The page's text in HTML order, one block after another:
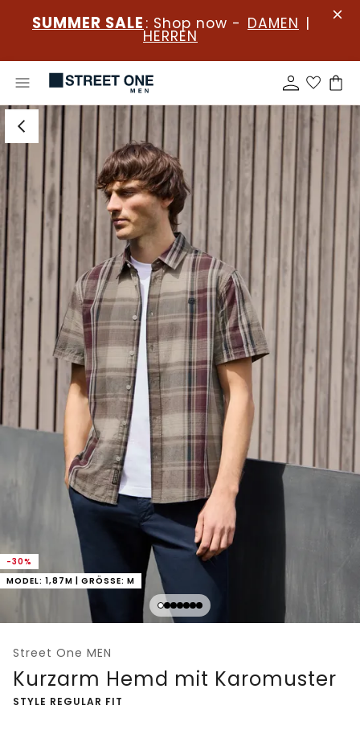
SUMMER SALE : Shop now - DAMEN |
HERREN
-30%
MODEL: 1,87M | GRÖSSE: M
Street One MEN
Kurzarm Hemd mit Karomuster
-
STYLE REGULAR FIT